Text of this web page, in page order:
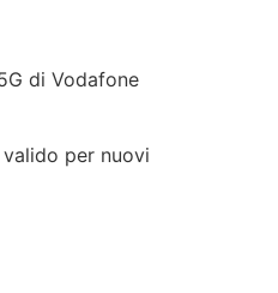
di Vodafone
per nuovi